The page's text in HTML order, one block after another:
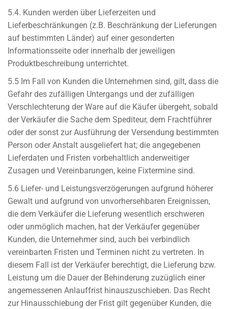
5.4. Kunden werden über Lieferzeiten und
Lieferbeschränkungen (z.B. Beschränkung der Lieferungen
auf bestimmten Länder) auf einer gesonderten
Informationsseite oder innerhalb der jeweiligen
Produktbeschreibung unterrichtet.
5.5 Im Fall von Kunden die Unternehmen sind, gilt, dass die
Gefahr des zufälligen Untergangs und der zufälligen
Verschlechterung der Ware auf die Käufer übergeht, sobald
der Verkäufer die Sache dem Spediteur, dem Frachtführer
oder der sonst zur Ausführung der Versendung bestimmten
Person oder Anstalt ausgeliefert hat; die angegebenen
Lieferdaten und Fristen vorbehaltlich anderweitiger
Zusagen und Vereinbarungen, keine Fixtermine sind.
5.6 Liefer- und Leistungsverzögerungen aufgrund höherer
Gewalt und aufgrund von unvorhersehbaren Ereignissen,
die dem Verkäufer die Lieferung wesentlich erschweren
oder unmöglich machen, hat der Verkäufer gegenüber
Kunden, die Unternehmer sind, auch bei verbindlich
vereinbarten Fristen und Terminen nicht zu vertreten. In
diesem Fall ist der Verkäufer berechtigt, die Lieferung bzw.
Leistung um die Dauer der Behinderung zuzüglich einer
angemessenen Anlauffrist hinauszuschieben. Das Recht
zur Hinausschiebung der Frist gilt gegenüber Kunden, die